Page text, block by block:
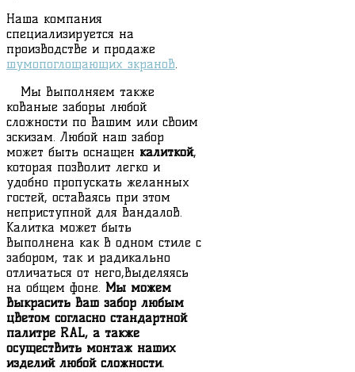
Наша компания
специализируется на
производстве и продаже
шумопоглощающих экранов.
Мы выполняем также
кованые заборы любой
сложности по Вашим или своим
эскизам. Любой наш забор
может быть оснащен калиткой,
которая позволит легко и
удобно пропускать желанных
гостей, оставаясь при этом
неприступной для вандалов.
Калитка может быть
выполнена как в одном стиле с
забором, так и радикально
отличаться от него,выделяясь
на общем фоне. Мы можем
выкрасить Ваш забор любым
цветом согласно стандартной
палитре RAL, а также
осуществить монтаж наших
изделий любой сложности.